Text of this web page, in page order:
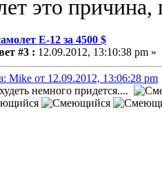
это причина,
Е-12 за 4500 $
#3 : 12.09.2012, 13:10:38 pm »
Mike от 12.09.2012, 13:06:28 pm
немного придется....